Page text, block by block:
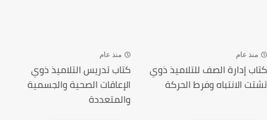
منذ عام
كتاب إدارة الصف للتلاميذ ذوي
تشتت الانتباه وفرط الحركة
منذ عام
كتاب تدريس التلاميذ ذوي
الإعاقات الصحية والجسمية
والمتعددة